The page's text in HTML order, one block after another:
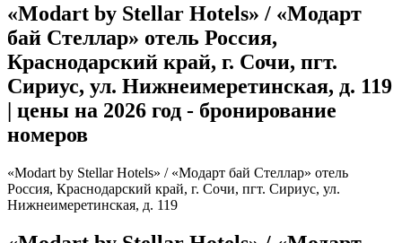
«Modart by Stellar Hotels» / «Модарт
бай Стеллар» отель Россия,
Краснодарский край, г. Сочи, пгт.
Сириус, ул. Нижнеимеретинская, д. 119
| цены на 2026 год - бронирование
номеров
«Modart by Stellar Hotels» / «Модарт бай Стеллар» отель
Россия, Краснодарский край, г. Сочи, пгт. Сириус, ул.
Нижнеимеретинская, д. 119